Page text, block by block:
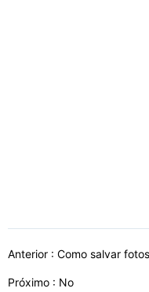
Anterior : Como salvar
Próximo : No